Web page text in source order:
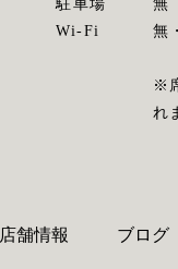
Wi-Fi
無
※
れ
店舗情報 ブログ